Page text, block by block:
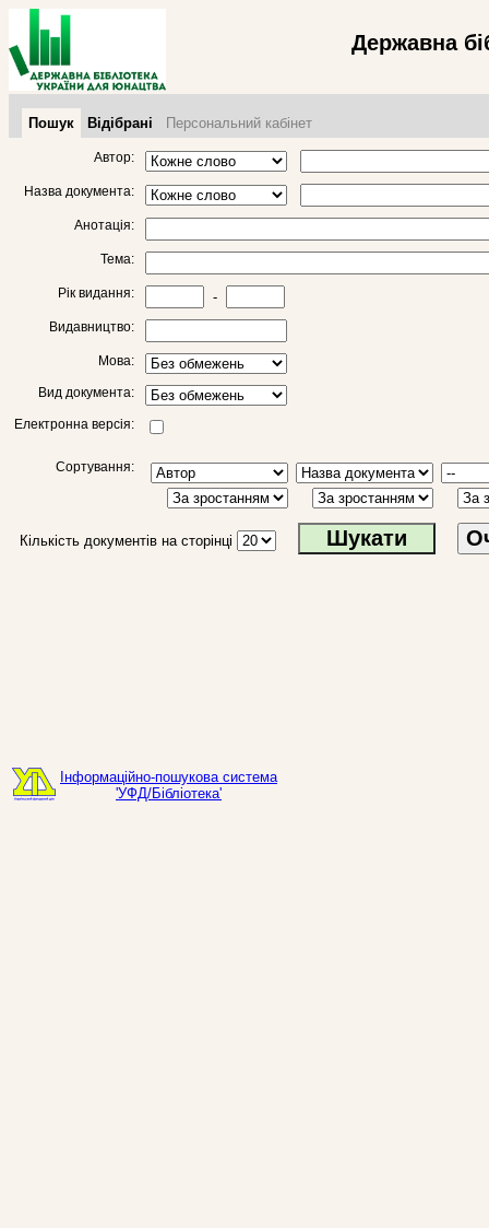
Державна
Пошук Відібрані Персональний кабінет
Автор:
Назва документа:
Анотація:
Тема:
Рік видання: -
Видавництво:
Мова:
Вид документа:
Електронна версія:
Сортування:
Кількість документів на сторінці
Інформаційно-пошукова система
'УФД/Бібліотека'